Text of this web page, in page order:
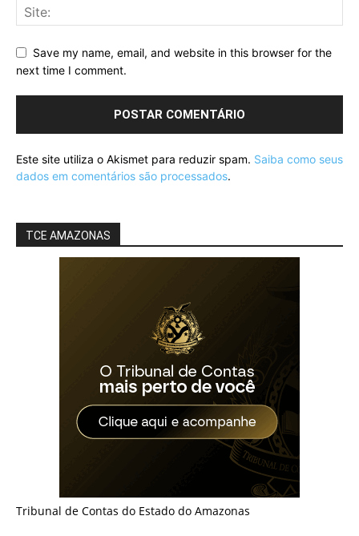
Save my name, email, and website in this browser for the
next time I comment.
Este site utiliza o Akismet para reduzir spam. Saiba como seus
dados em comentários são processados.
TCE AMAZONAS
Tribunal de Contas do Estado do Amazonas